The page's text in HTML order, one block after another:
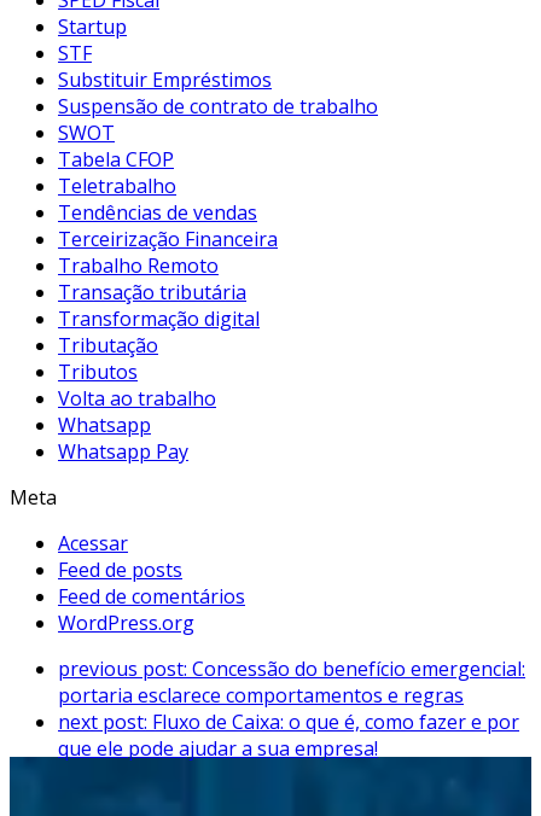
Startup
STF
Substituir Empréstimos
Suspensão de contrato de trabalho
SWOT
Tabela CFOP
Teletrabalho
Tendências de vendas
Terceirização Financeira
Trabalho Remoto
Transação tributária
Transformação digital
Tributação
Tributos
Volta ao trabalho
Whatsapp
Whatsapp Pay
Meta
Acessar
Feed de posts
Feed de comentários
WordPress.org
previous post: Concessão do benefício emergencial:
portaria esclarece comportamentos e regras
next post: Fluxo de Caixa: o que é, como fazer e por
que ele pode ajudar a sua empresa!